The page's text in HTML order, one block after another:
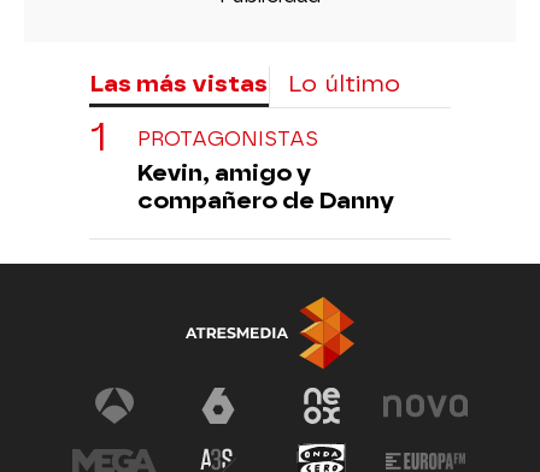
Las más vistas Lo último
PROTAGONISTAS
Kevin, amigo y
compañero de Danny